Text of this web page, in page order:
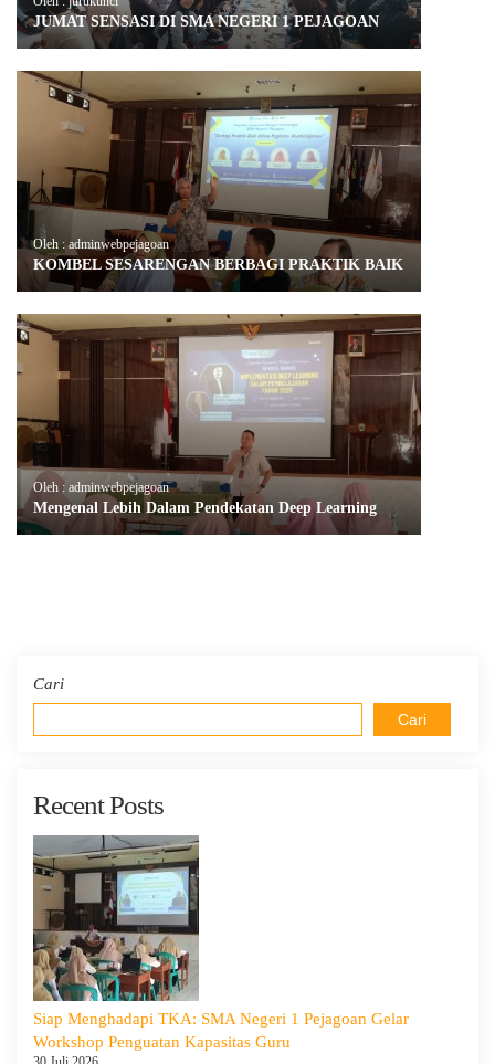
JUMAT SENSASI DI SMA NEGERI 1 PEJAGOAN
Oleh : adminwebpejagoan
KOMBEL SESARENGAN BERBAGI PRAKTIK BAIK
Oleh : adminwebpejagoan
Mengenal Lebih Dalam Pendekatan Deep Learning
Cari
Cari
Recent Posts
Siap Menghadapi TKA: SMA Negeri 1 Pejagoan Gelar
Workshop Penguatan Kapasitas Guru